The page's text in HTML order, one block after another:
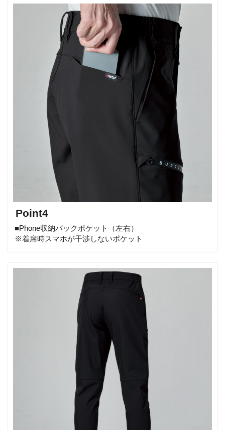
Point4
■Phone収納バックポケット（左右）
※着席時スマホが干渉しないポケット